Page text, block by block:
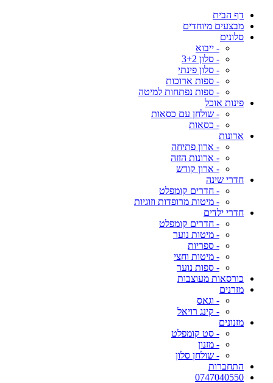
דף הבית
מבצעים מיוחדים
סלונים
- ייבוא
- סלון 3+2
- סלון פינתי
- ספות ארוכות
- ספות נפתחות למיטה
פינות אוכל
- שולחן עם כסאות
- כסאות
ארונות
- ארון פתיחה
- ארונות הזזה
- ארון קודש
חדרי שינה
- חדרים קומפלט
- מיטות מרופדות וזוגיות
חדרי ילדים
- חדרים קומפלט
- מיטות נוער
- ספריות
- מיטות וחצי
- ספות נוער
כורסאות מעוצבות
מזרנים
- וגאס
- קינג רויאל
מזנונים
- סט קומפלט
- מזנון
- שולחן סלון
התחברות
0747040550